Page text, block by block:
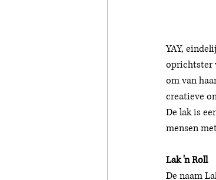
YAY,
oprichtster
om van
creatieve
De lak is
mensen
Lak 'n Roll
De naam